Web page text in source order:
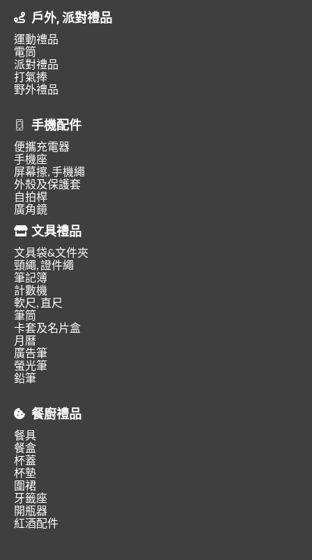
戶外, 派對禮品
運動禮品
電筒
派對禮品
打氣捧
野外禮品
手機配件
便攜充電器
手機座
屏幕擦, 手機繩
外殼及保護套
自拍桿
廣角鏡
文具禮品
文具袋&文件夾
頸繩, 證件繩
筆記簿
計數機
軟尺, 直尺
筆筒
卡套及名片盒
月曆
廣告筆
螢光筆
鉛筆
餐廚禮品
餐具
餐盒
杯蓋
杯墊
圍裙
牙籤座
開瓶器
紅酒配件